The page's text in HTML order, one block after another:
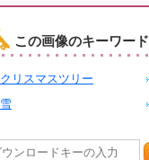
この画像のキーワード
クリスマスツリー
雪